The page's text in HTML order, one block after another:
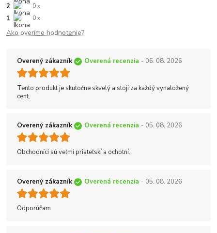
2 0 x
1 0 x
Ako overíme hodnotenie?
Overený zákazník Overená recenzia - 06. 08. 2026
Tento produkt je skutočne skvelý a stojí za každý vynaložený
cent.
Overený zákazník Overená recenzia - 05. 08. 2026
Obchodníci sú veľmi priateľskí a ochotní.
Overený zákazník Overená recenzia - 05. 08. 2026
Odporúčam